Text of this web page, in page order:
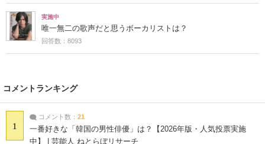
実施中
唯一無二の歌声だと思うボーカリストは？
回答数：8093
コメントランキング
1
コメント数： 21
一番好きな「韓国の男性俳優」は？【2026年版・人気投票実施
中】 | 芸能人 ねとらぼリサーチ